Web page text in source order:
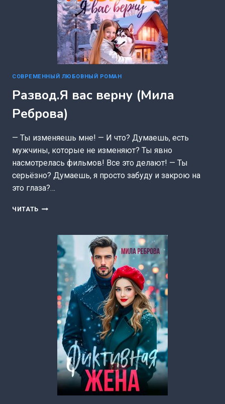
СОВРЕМЕННЫЙ ЛЮБОВНЫЙ РОМАН
Развод.Я вас верну (Мила
Реброва)
— Ты изменяешь мне! — И что? Думаешь, есть
мужчины, которые не изменяют? Ты явно
насмотрелась фильмов! Все это делают! — Ты
серьёзно? Думаешь, я просто забуду и закрою на
это глаза?…
ЧИТАТЬ РАЗВОД.Я
(МИЛА
РЕБРОВА)